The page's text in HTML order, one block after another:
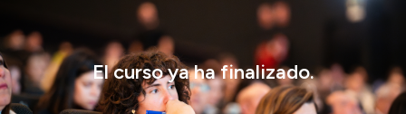
El curso ya ha finalizado.